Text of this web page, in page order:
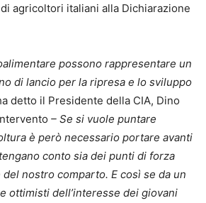
agricoltori italiani alla Dichiarazione
possono rappresentare un
di lancio per la ripresa e lo sviluppo
detto il Presidente della CIA, Dino
– Se si vuole puntare
è però necessario portare avanti
conto sia dei punti di forza
nostro comparto. E così se da un
ottimisti dell’interesse dei giovani